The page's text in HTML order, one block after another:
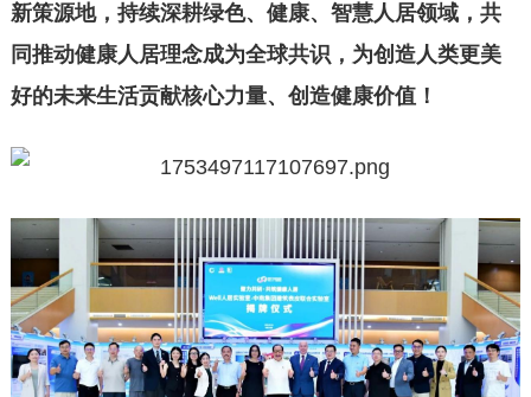
新策源地，持续深耕绿色、健康、智慧人居领域，共
同推动健康人居理念成为全球共识，为创造人类更美
好的未来生活贡献核心力量、创造健康价值！